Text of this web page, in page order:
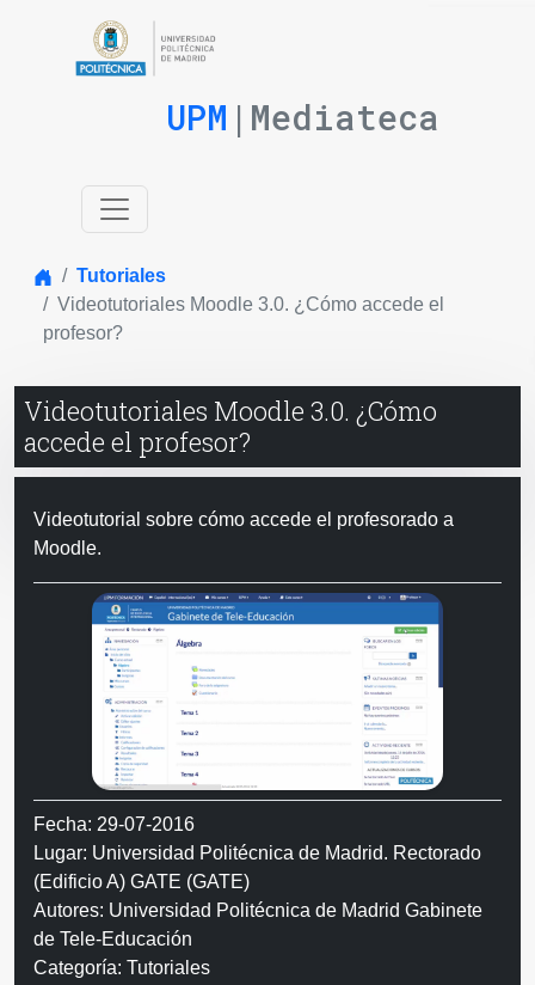
UPM |Mediateca
Inicio
Tutoriales
Videotutoriales Moodle 3.0. ¿Cómo accede el
profesor?
Videotutoriales Moodle 3.0. ¿Cómo
accede el profesor?
Videotutorial sobre cómo accede el profesorado a
Moodle.
Fecha: 29-07-2016
Lugar: Universidad Politécnica de Madrid. Rectorado
(Edificio A) GATE (GATE)
Autores: Universidad Politécnica de Madrid Gabinete
de Tele-Educación
Categoría: Tutoriales